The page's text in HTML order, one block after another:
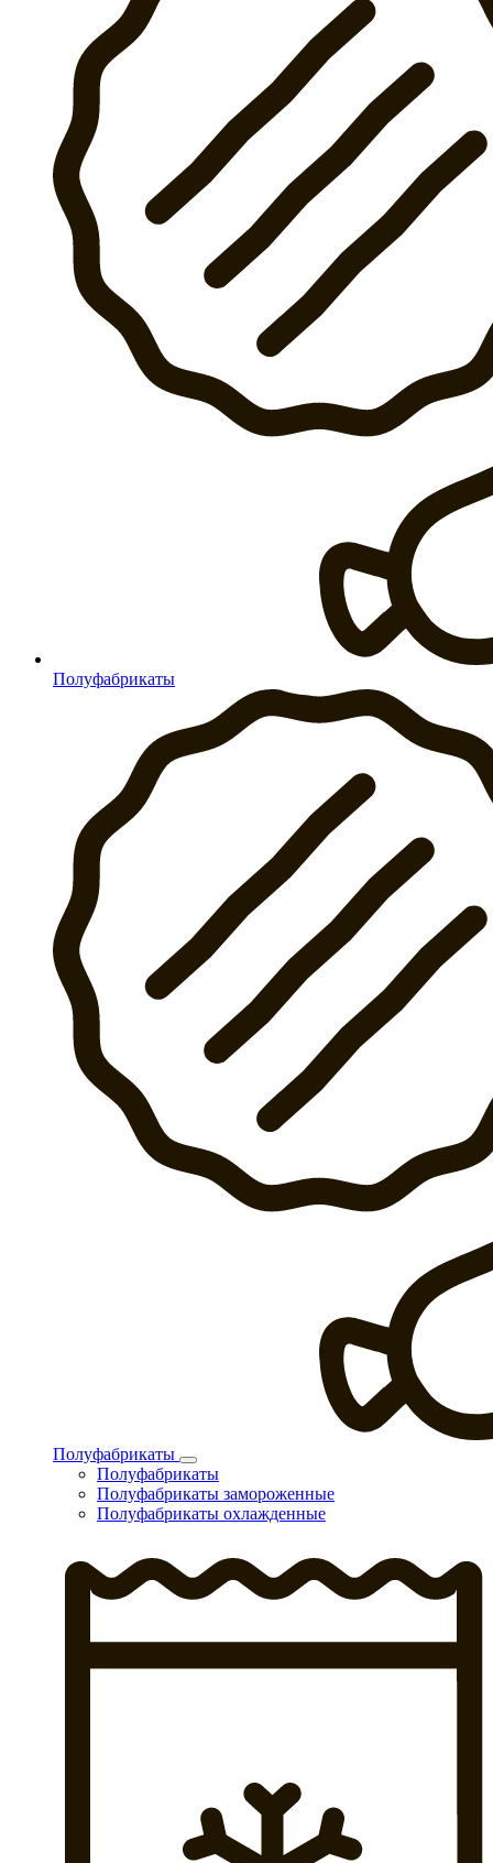
Полуфабрикаты
Полуфабрикаты
Полуфабрикаты
Полуфабрикаты замороженные
Полуфабрикаты охлажденные